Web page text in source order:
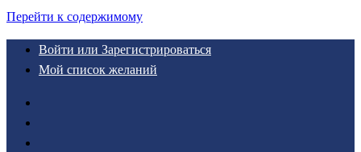
Перейти к содержимому
Войти или Зарегистрироваться
Мой список желаний